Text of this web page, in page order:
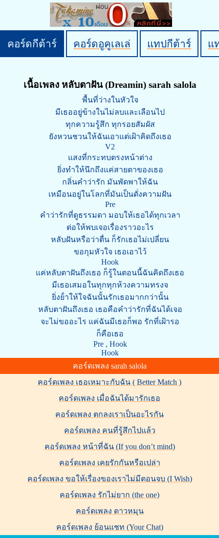
คอร์ดกีต้าร์ คอร์ดอูคูเลเล่ แทปกีต้าร์ แ
เนื้อเพลง หลับตาฝัน (Dreamin) sarah salola
พื้นที่ว่างในหัวใจ
มีเธออยู่ข้างในไม่ลบและเลือนไป
ทุกความรู้สึก ทุกรอยสัมผัส
ยังหวนชวนให้ฉันเอาแต่เฝ้าคิดถึงเธอ
V2
แสงที่กระทบตรงหน้าต่าง
ยิ่งทําให้นึกถึงแค่สายตาของเธอ
กลิ่นคําว่ารัก มันพัดพาให้ฉัน
เหมือนอยู่ในโลกที่มันเป็นดั่งความฝัน
Pre
คําว่ารักที่ดูธรรมดา มอบให้เธอได้ทุกเวลา
ต่อให้พบเจอเรื่องราวอะไร
หลับฝันหรือว่าตื่น ก็รักเธอไม่เปลี่ยน
ขอกุมหัวใจ เธอเอาไว้
Hook
แค่หลับตาฝันถึงเธอ ก็รู้ในตอนนี้ฉันคิดถึงเธอ
มีเธอเสมอในทุกทุกห้วงความทรงจ
ยิ่งย้ําให้ใจฉันนั้นรักเธอมากกว่านั้น
หลับตาฝันถึงเธอ เธอคือคําว่ารักที่ฉันได้เจอ
จะไม่ขออะไร แค่ฉันมีเธอก็พอ รักที่เฝ้ารอ
ก็คือเธอ
Pre , Hook
Hook
คอร์ดเพลง sarah salola
คอร์ดเพลง เธอเหมาะกับฉัน ( Better Match )
คอร์ดเพลง เมื่อฉันได้มารักเธอ
คอร์ดเพลง ตกลงเราเป็นอะไรกัน
คอร์ดเพลง คนที่รู้สึกไปแล้ว
คอร์ดเพลง หน้าที่ฉัน (If you don’t mind)
คอร์ดเพลง เคยรักกันหรือเปล่า
คอร์ดเพลง ขอให้เรื่องของเราไม่มีตอนจบ (I Wish)
คอร์ดเพลง รักไม่ยาก (the one)
คอร์ดเพลง ดาวหมุน
คอร์ดเพลง ย้อนแชท (Your Chat)